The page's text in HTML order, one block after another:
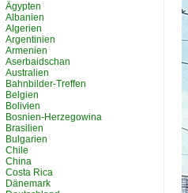
Ägypten
Albanien
Algerien
Argentinien
Armenien
Aserbaidschan
Australien
Bahnbilder-Treffen
Belgien
Bolivien
Bosnien-Herzegowina
Brasilien
Bulgarien
Chile
China
Costa Rica
Dänemark